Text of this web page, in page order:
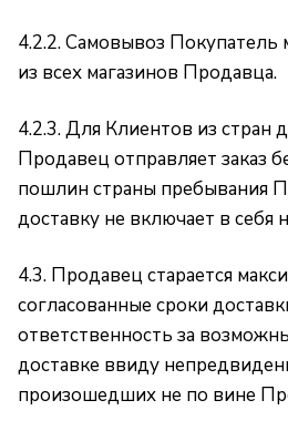
4.2.2. Самовывоз
из всех магазинов Продавца.
4.2.3. Для Клиентов из стран
Продавец отправляет заказ
пошлин страны пребывания
доставку не включает в себя
4.3. Продавец старается
согласованные сроки
ответственность за
доставке ввиду
произошедших не по вине